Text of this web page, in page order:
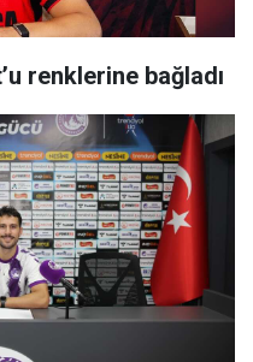
renklerine bağladı